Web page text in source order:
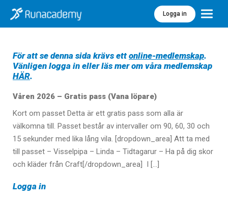
Logga in Meny
För att se denna sida krävs ett online-medlemskap.
Vänligen logga in eller läs mer om våra medlemskap
HÄR.
Våren 2026 – Gratis pass (Vana löpare)
Kort om passet Detta är ett gratis pass som alla är
välkomna till. Passet består av intervaller om 90, 60, 30 och
15 sekunder med lika lång vila. [dropdown_area] Att ta med
till passet – Visselpipa – Linda – Tidtagarur – Ha på dig skor
och kläder från Craft[/dropdown_area] I […]
Logga in